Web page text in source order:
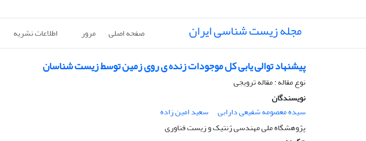
مجله زیست شناسی ایران صفحه اصلی مرور اطلاعات نشریه
پیشنهاد توالی یابی کل موجودات زنده ی روی زمین توسط زیست شناسان
نوع مقاله : مقاله ترویجی
نویسندگان
سیده معصومه شفیعی دارابی
سعید امین زاده
پژوهشگاه ملی مهندسی ژنتیک و زیست فناوری